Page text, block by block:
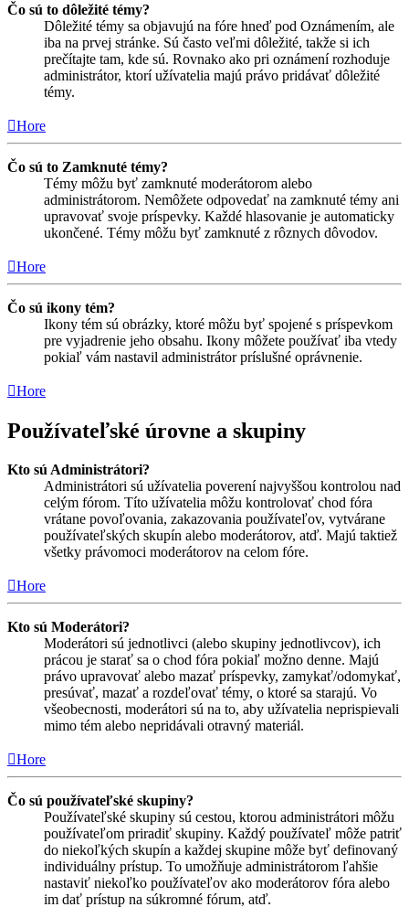
Čo sú to dôležité témy?
Dôležité témy sa objavujú na fóre hneď pod Oznámením, ale
iba na prvej stránke. Sú často veľmi dôležité, takže si ich
prečítajte tam, kde sú. Rovnako ako pri oznámení rozhoduje
administrátor, ktorí užívatelia majú právo pridávať dôležité
témy.
Hore
Čo sú to Zamknuté témy?
Témy môžu byť zamknuté moderátorom alebo
administrátorom. Nemôžete odpovedať na zamknuté témy ani
upravovať svoje príspevky. Každé hlasovanie je automaticky
ukončené. Témy môžu byť zamknuté z rôznych dôvodov.
Hore
Čo sú ikony tém?
Ikony tém sú obrázky, ktoré môžu byť spojené s príspevkom
pre vyjadrenie jeho obsahu. Ikony môžete používať iba vtedy
pokiaľ vám nastavil administrátor príslušné oprávnenie.
Hore
Používateľské úrovne a skupiny
Kto sú Administrátori?
Administrátori sú užívatelia poverení najvyššou kontrolou nad
celým fórom. Títo užívatelia môžu kontrolovať chod fóra
vrátane povoľovania, zakazovania používateľov, vytvárane
používateľských skupín alebo moderátorov, atď. Majú taktiež
všetky právomoci moderátorov na celom fóre.
Hore
Kto sú Moderátori?
Moderátori sú jednotlivci (alebo skupiny jednotlivcov), ich
prácou je starať sa o chod fóra pokiaľ možno denne. Majú
právo upravovať alebo mazať príspevky, zamykať/odomykať,
presúvať, mazať a rozdeľovať témy, o ktoré sa starajú. Vo
všeobecnosti, moderátori sú na to, aby užívatelia neprispievali
mimo tém alebo nepridávali otravný materiál.
Hore
Čo sú používateľské skupiny?
Používateľské skupiny sú cestou, ktorou administrátori môžu
používateľom priradiť skupiny. Každý používateľ môže patriť
do niekoľkých skupín a každej skupine môže byť definovaný
individuálny prístup. To umožňuje administrátorom ľahšie
nastaviť niekoľko používateľov ako moderátorov fóra alebo
im dať prístup na súkromné fórum, atď.